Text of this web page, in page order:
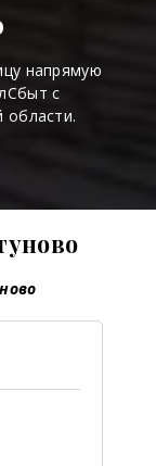
напрямую
с
области.